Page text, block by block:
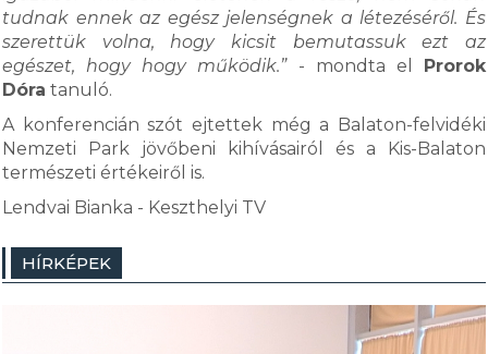
tudnak ennek az egész jelenségnek a létezéséről. És
szerettük volna, hogy kicsit bemutassuk ezt az
egészet, hogy hogy működik.”- mondta el Prorok
Dóra tanuló.
A konferencián szót ejtettek még a Balaton-felvidéki
Nemzeti Park jövőbeni kihívásairól és a Kis-Balaton
természeti értékeiről is.
Lendvai Bianka - Keszthelyi TV
HÍRKÉPEK